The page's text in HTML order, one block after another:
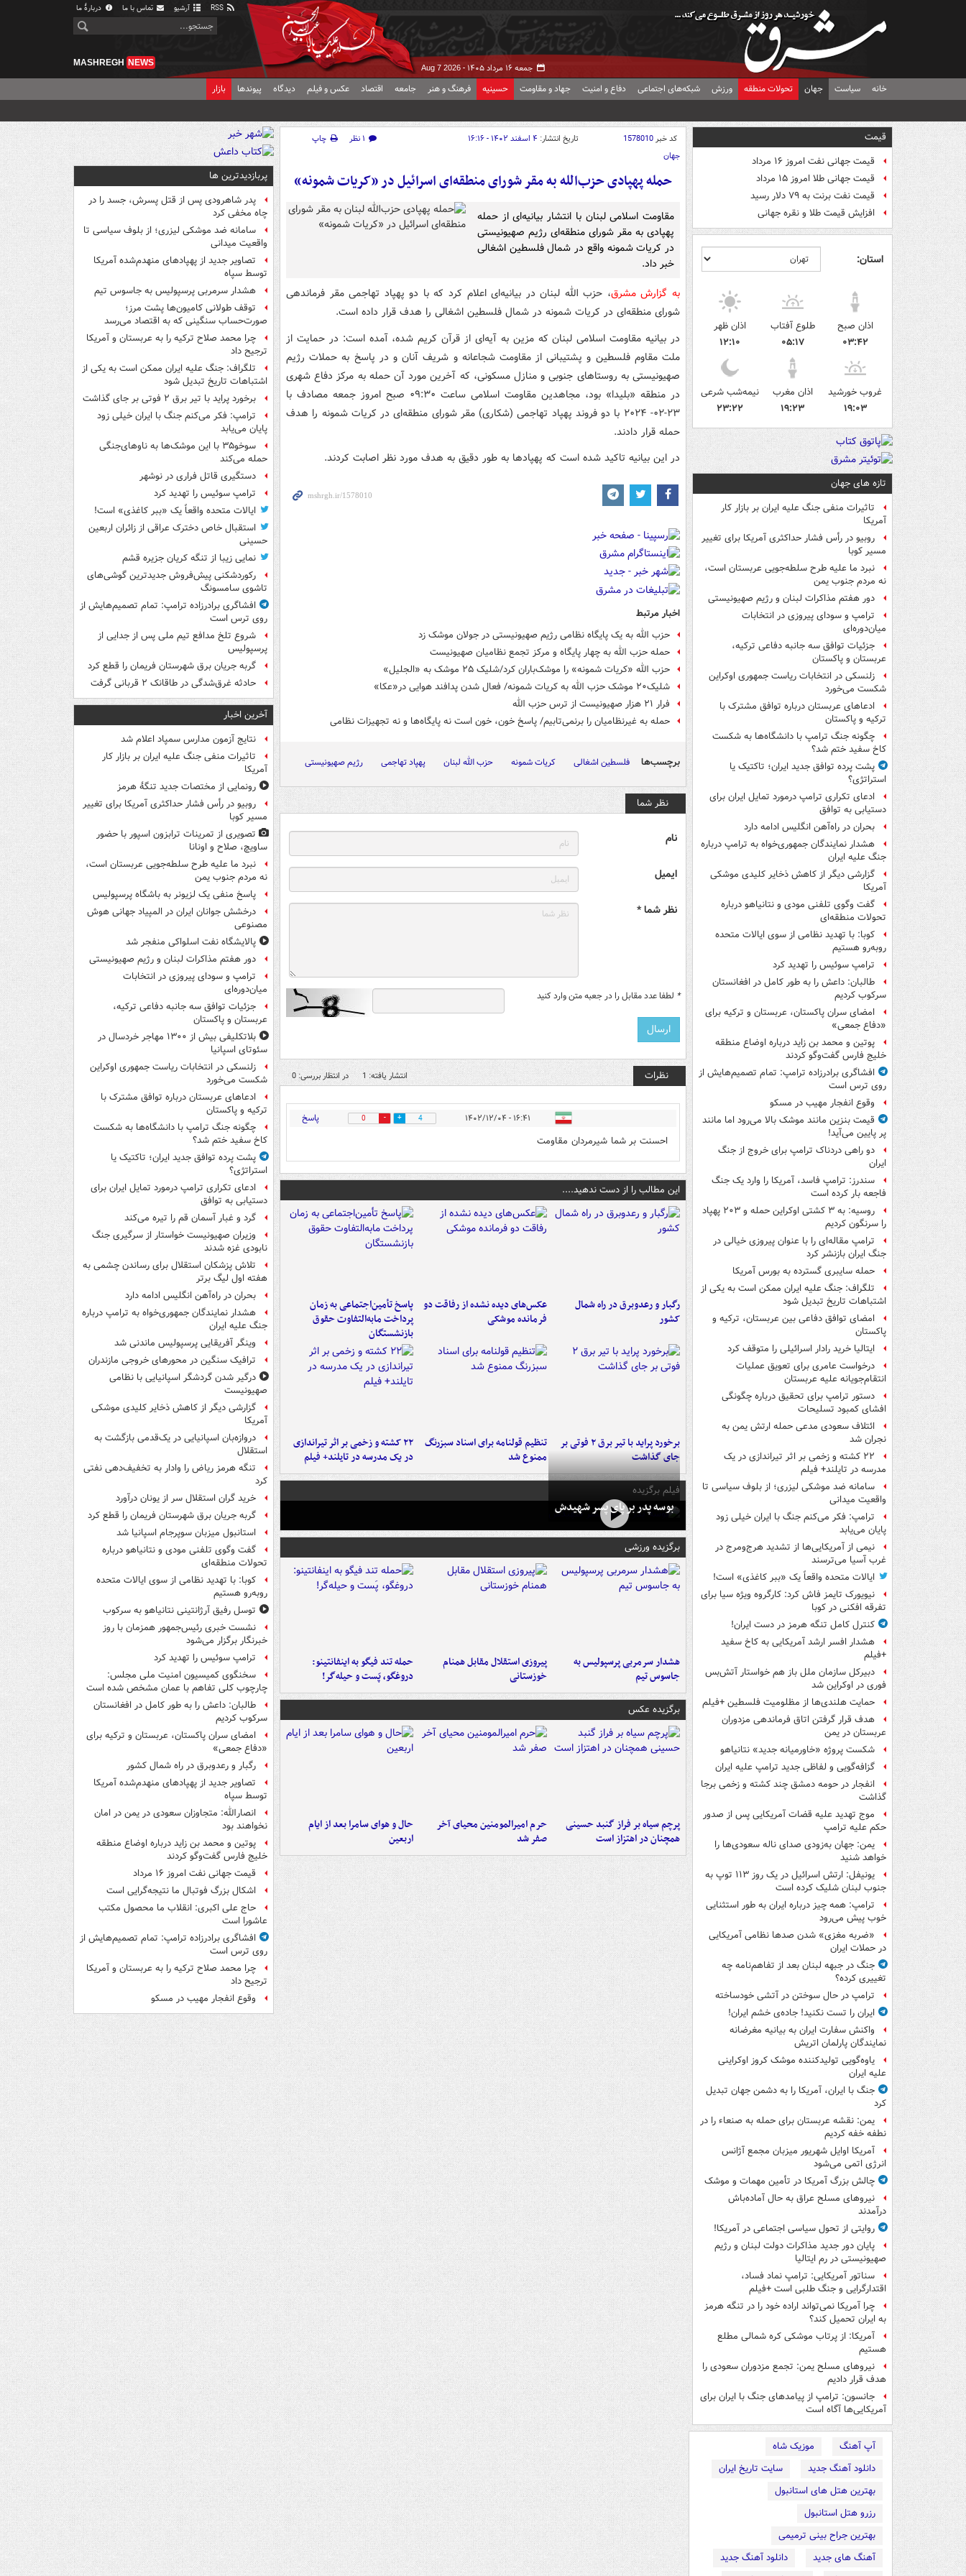
آرشیو تماس با ما دربارهٔ ما
جمعه ۱۶ مرداد ۱۴۰۵ - Aug 7 2026
MASHREGH NEWS
خانه سیاست جهان تحولات منطقه ورزش شبکه‌های اجتماعی دفاع و امنیت جهاد و مقاومت حسینیه فرهنگ و هنر جامعه اقتصاد عکس و فیلم دیدگاه پیوندها بازار
قیمت
قیمت جهانی نفت امروز ۱۶ مرداد
قیمت جهانی طلا امروز ۱۵ مرداد
قیمت نفت برنت به ۷۹ دلار رسید
افزایش قیمت طلا و نقره جهانی
استان:
اذان صبح
۰۳:۴۲
طلوع آفتاب
۰۵:۱۷
اذان ظهر
۱۲:۱۰
غروب خورشید
۱۹:۰۳
اذان مغرب
۱۹:۲۳
نیمه‌شب شرعی
۲۳:۲۲
تازه های جهان
تاثیرات منفی جنگ علیه ایران بر بازار کار
آمریکا
روبیو در رأس فشار حداکثری آمریکا برای تغییر
مسیر کوبا
نبرد ما علیه طرح سلطه‌جویی عربستان است،
نه مردم جنوب یمن
دور هفتم مذاکرات لبنان و رژیم صهیونیستی
ترامپ و سودای پیروزی در انتخابات
میان‌دوره‌ای
جزئیات توافق سه جانبه دفاعی ترکیه،
عربستان و پاکستان
زلنسکی در انتخابات ریاست جمهوری اوکراین
شکست می‌خورد
ادعاهای عربستان درباره توافق مشترک با
ترکیه و پاکستان
چگونه جنگ ترامپ با دانشگاه‌ها به شکست
کاخ سفید ختم شد؟
پشت پرده توافق جدید ایران؛ تاکتیک یا
استراتژی؟
ادعای تکراری ترامپ درمورد تمایل ایران برای
دستیابی به توافق
بحران در راه‌آهن انگلیس ادامه دارد
هشدار نمایندگان جمهوری‌خواه به ترامپ درباره
جنگ علیه ایران
گزارشی دیگر از کاهش ذخایر کلیدی موشکی
آمریکا
گفت وگوی تلفنی مودی و نتانیاهو درباره
تحولات منطقه‌ای
کوبا: با تهدید نظامی از سوی ایالات متحده
روبه‌رو هستیم
ترامپ سوئیس را تهدید کرد
طالبان: داعش را به طور کامل در افغانستان
سرکوب کردیم
امضای سران پاکستان، عربستان و ترکیه برای
«دفاع جمعی»
پوتین و محمد بن زاید درباره اوضاع منطقه
خلیج فارس گفت‌وگو کردند
افشاگری برادرزاده ترامپ: تمام تصمیم‌هایش از
روی ترس است
وقوع انفجار مهیب در مسکو
قیمت بنزین مانند موشک بالا می‌رود اما مانند
پر پایین می‌آید!
دو راهی دردناک ترامپ برای خروج از جنگ
ایران
سندرز: ترامپ فاسد، آمریکا را وارد یک جنگ
فاجعه بار کرده است
روسیه: به ۳ کشتی اوکراین حمله و ۲۰۳ پهپاد
را سرنگون کردیم
ترامپ مقاله‌ای را با عنوان پیروزی خیالی در
جنگ ایران بازنشر کرد
حمله سایبری گسترده به بورس آمریکا
تلگراف: جنگ علیه ایران ممکن است به یکی از
اشتباهات تاریخ تبدیل شود
امضای توافق دفاعی بین عربستان، ترکیه و
پاکستان
ایتالیا خرید رادار اسرائیلی را متوقف کرد
درخواست عامری برای تعویق عملیات
انتقام‌جویانه علیه عربستان
دستور ترامپ برای تحقیق درباره چگونگی
افشای کمبود تسلیحات
ائتلاف سعودی مدعی حمله ارتش یمن به
نجران شد
۲۲ کشته و زخمی بر اثر تیراندازی در یک
مدرسه در تایلند+ فیلم
سامانه ضد موشکی لیزری؛ از بلوف سیاسی تا
واقعیت میدانی
ترامپ: فکر می‌کنم جنگ با ایران خیلی زود
پایان می‌یابد
نیمی از آمریکایی‌ها از تشدید هرج‌ومرج در
غرب آسیا می‌ترسند
ایالات متحده واقعاً یک «ببر کاغذی» است!
نیویورک تایمز فاش کرد: کارگروه ویژه سیا برای
تفرقه افکنی در کوبا
کنترل کامل تنگه هرمز در دست ایران!
هشدار افسر ارشد آمریکایی به کاخ سفید
+فیلم
دبیرکل سازمان ملل باز هم خواستار آتش‌بس
فوری در اوکراین شد
حمایت هلندی‌ها از مظلومیت فلسطین +فیلم
هدف قرار گرفتن اتاق‌ فرماندهی مزدوران
عربستان در یمن
شکست پروژه «خاورمیانه جدید» نتانیاهو
گزافه‌گویی و لفاظی جدید ترامپ علیه ایران
انفجار در حومه دمشق چند کشته و زخمی برجا
گذاشت
موج تهدید علیه قضات آمریکایی پس از صدور
حکم علیه ترامپ
یمن: جهان به‌زودی صدای ناله سعودی‌ها را
خواهد شنید
یونیفل: ارتش اسرائیل در یک روز ۱۱۳ توپ به
جنوب لبنان شلیک کرده است
ترامپ: همه چیز درباره ایران به طور استثنایی
خوب پیش می‌رود
«ضربه مغزی» شدن صدها نظامی آمریکایی
در حملات ایران
جنگ در جبهه لبنان بعد از تفاهم‌نامه چه
تغییری کرده؟
ترامپ در حال سوختن در آتشی خودساخته
ایران را تست نکنید! جاده‌ی خشم ایران!
واکنش سفارت ایران به بیانیه مغرضانه
نمایندگان پارلمان اتریش
یاوه‌گویی تولیدکننده موشک کروز اوکراینی
علیه ایران
جنگ با ایران، آمریکا را به دشمن جهان تبدیل
کرد
یمن: نقشه عربستان برای حمله به صنعاء را در
نطفه خفه کردیم
آمریکا اوایل شهریور میزبان مجمع آژانس
انرژی اتمی می‌شود
چالش بزرگ آمریکا در تأمین مهمات و موشک
نیروهای مسلح عراق به حال آماده‌باش
درآمدند
روایتی از تحول سیاسی اجتماعی در آمریکا!
پایان دور جدید مذاکرات دولت لبنان و رژیم
صهیونیستی در رم ایتالیا
سناتور آمریکایی: ترامپ نماد فساد،
اقتدارگرایی و جنگ طلبی است +فیلم
چرا آمریکا نمی‌تواند اراده خود را در تنگه هرمز
به ایران تحمیل کند؟
آمریکا: از پرتاب موشکی کره شمالی مطلع
هستیم
نیروهای مسلح یمن: تجمع مزدوران سعودی را
هدف قرار دادیم
جانسون: ترامپ از پیامدهای جنگ با ایران برای
آمریکایی‌ها آگاه است
آپ آهنگ
موزیک شاه
دانلود آهنگ جدید
سایت تاریخ ایران
بهترین هتل های استانبول
رزرو هتل استانبول
بهترین جراح بینی ترمیمی
آهنگ های جدید
دانلود آهنگ جدید
کد خبر1578010 تاریخ انتشار: ۴ اسفند ۱۴۰۲ - ۱۶:۱۶ ۱ نظر
چاپ
جهان
حمله پهپادی حزب‌الله به مقر شورای منطقه‌ای اسرائیل در «کریات شمونه»
مقاومت اسلامی لبنان با انتشار بیانیه‌ای از حمله
پهپادی به مقر شورای منطقه‌ای رژیم صهیونیستی
در کریات شمونه واقع در شمال فلسطین اشغالی
خبر داد.
به گزارش مشرق، حزب الله لبنان در بیانیه‌ای اعلام کرد که با دو پهپاد تهاجمی مقر فرماندهی
شورای منطقه‌ای در کریات شمونه در شمال فلسطین اشغالی را هدف قرار داده است.
در بیانیه مقاومت اسلامی لبنان که مزین به آیه‌ای از قرآن کریم شده، آمده است: در حمایت از
ملت مقاوم فلسطین و پشتیبانی از مقاومت شجاعانه و شریف آنان و در پاسخ به حملات رژیم
صهیونیستی به روستاهای جنوبی و منازل مسکونی، که آخرین مورد آن حمله به مرکز دفاع شهری
در منطقه «بلیدا» بود، مجاهدین مقاومت اسلامی ساعت ۰۹:۳۰ صبح امروز جمعه مصادف با
۲۳-۰۲- ۲۰۲۴ با دو فروند پهپاد تهاجمی (شکاری) مقر شورای منطقه‌ای در کریات شمونه را هدف
حمله قرار دادند.
در این بیانیه تاکید شده است که پهپادها به طور دقیق به هدف مورد نظر اصابت کردند. ‏
اخبار مرتبط
حزب الله به یک پایگاه نظامی رژیم صهیونیستی در جولان موشک زد
حمله حزب الله به چهار پایگاه و مرکز تجمع نظامیان صهیونیست
حزب الله «کریات شمونه» را موشک‌باران کرد/شلیک ۲۵ موشک به «الجلیل»
شلیک۲۰ موشک حزب الله به کریات شمونه/ فعال شدن پدافند هوایی در«عکا»
فرار ۲۱ هزار صهیونیست از ترس حزب الله
حمله به غیرنظامیان را برنمی‌تابیم/ پاسخ خون، خون است نه پایگاه‌ها و نه تجهیزات نظامی
برچسب‌ها فلسطین اشغالی کریات شمونه حزب الله لبنان پهپاد تهاجمی رژیم صهیونیستی
نظر شما
نام
ایمیل
نظر شما *
* لطفا عدد مقابل را در جعبه متن وارد کنید
نظرات انتشار یافته: 1 در انتظار بررسی: 0
۱۶:۴۱ - ۱۴۰۲/۱۲/۰۴ 4
0 پاسخ
احسنت بر شما شيرمردان مقاومت
این مطالب را از دست ندهید....
رگبار و رعدوبرق در راه شمال
کشور
عکس‌های دیده نشده از رفاقت دو
فرمانده‌ موشکی
پاسخ تأمین‌اجتماعی به زمان
پرداخت مابه‌التفاوت حقوق
بازنشستگان
برخورد پراید با تیر برق ۲ فوتی بر
جای گذاشت
تنظیم قولنامه برای اسناد سبزرنگ
ممنوع شد
۲۲ کشته و زخمی بر اثر تیراندازی
در یک مدرسه در تایلند+ فیلم
فیلم برگزیده
بوسه‌ پدر بر پای پسر شهیدش
برگزیده ورزشی
هشدار سرمربی پرسپولیس به
جاسوس تیم
پیروزی استقلال مقابل همنام
خوزستانی
حمله تند فیگو به اینفانتینو:
دروغگو، پَست‌ و حیله‌گر!
برگزیده عکس
پرچم سیاه بر فراز گنبد حسینی
همچنان در اهتزاز است
حرم امیرالمومنین محیای آخر
صفر شد
حال و هوای سامرا بعد از ایام
اربعین
پربازدیدترین ها
پدر شاهرودی پس از قتل پسرش، جسد را در
چاه مخفی کرد
سامانه ضد موشکی لیزری؛ از بلوف سیاسی تا
واقعیت میدانی
تصاویر جدید از پهپادهای منهدم‌شده آمریکا
توسط سپاه
هشدار سرمربی پرسپولیس به جاسوس تیم
توقف طولانی کامیون‌ها پشت مرز؛
صورت‌حساب سنگینی که به اقتصاد می‌رسد
چرا محمد صلاح ترکیه را به عربستان و آمریکا
ترجیح داد
تلگراف: جنگ علیه ایران ممکن است به یکی از
اشتباهات تاریخ تبدیل شود
برخورد پراید با تیر برق ۲ فوتی بر جای گذاشت
ترامپ: فکر می‌کنم جنگ با ایران خیلی زود
پایان می‌یابد
سوخو۳۵ با این موشک‌ها به ناوهای‌جنگی
حمله می‌کند
دستگیری قاتل فراری در نوشهر
ترامپ سوئیس را تهدید کرد
ایالات متحده واقعاً یک «ببر کاغذی» است!
استقبال خاص دخترک عراقی از زائران اربعین
حسینی
نمایی زیبا از تنگه کریان جزیره قشم
رکوردشکنی پیش‌فروش جدیدترین گوشی‌های
تاشوی سامسونگ
افشاگری برادرزاده ترامپ: تمام تصمیم‌هایش از
روی ترس است
شروع تلخ مدافع تیم ملی پس از جدایی از
پرسپولیس
گربه جریان برق شهرستان فریمان را قطع کرد
حادثه غرق‌شدگی در طاقانک ۲ قربانی گرفت
آخرین اخبار
نتایج آزمون مدارس سمپاد اعلام شد
تاثیرات منفی جنگ علیه ایران بر بازار کار
آمریکا
رونمایی از مختصات جدید تنگۀ هرمز
روبیو در رأس فشار حداکثری آمریکا برای تغییر
مسیر کوبا
تصویری از تمرینات ترابزون اسپور با حضور
ساویچ، صلاح و اونانا
نبرد ما علیه طرح سلطه‌جویی عربستان است،
نه مردم جنوب یمن
پاسخ منفی یک لزیونر به باشگاه پرسپولیس
درخشش جوانان ایران در المپیاد جهانی هوش
مصنوعی
پالایشگاه نفت اسلواکی منفجر شد
دور هفتم مذاکرات لبنان و رژیم صهیونیستی
ترامپ و سودای پیروزی در انتخابات
میان‌دوره‌ای
جزئیات توافق سه جانبه دفاعی ترکیه،
عربستان و پاکستان
بلاتکلیفی بیش از ۱۳۰۰ مهاجر خردسال در
سئوتای اسپانیا
زلنسکی در انتخابات ریاست جمهوری اوکراین
شکست می‌خورد
ادعاهای عربستان درباره توافق مشترک با
ترکیه و پاکستان
چگونه جنگ ترامپ با دانشگاه‌ها به شکست
کاخ سفید ختم شد؟
پشت پرده توافق جدید ایران؛ تاکتیک یا
استراتژی؟
ادعای تکراری ترامپ درمورد تمایل ایران برای
دستیابی به توافق
گرد و غبار آسمان قم را تیره می‌کند
وزیران صهیونیست خواستار از سرگیری جنگ
نابودی غزه شدند
تلاش پزشکان استقلال برای رساندن چشمی به
هفته اول لیگ برتر
بحران در راه‌آهن انگلیس ادامه دارد
هشدار نمایندگان جمهوری‌خواه به ترامپ درباره
جنگ علیه ایران
وینگر آفریقایی پرسپولیس ماندنی شد
ترافیک سنگین در محورهای خروجی مازندران
درگیر شدن گردشگر اسپانیایی با نظامی
صهیونیست
گزارشی دیگر از کاهش ذخایر کلیدی موشکی
آمریکا
دروازه‌بان اسپانیایی در یک‌قدمی بازگشت به
استقلال
تنگه هرمز ریاض را وادار به تخفیف‌دهی نفتی
کرد
خرید گران استقلال سر از یونان درآورد
گربه جریان برق شهرستان فریمان را قطع کرد
استانبول میزبان سوپرجام اسپانیا شد
گفت وگوی تلفنی مودی و نتانیاهو درباره
تحولات منطقه‌ای
کوبا: با تهدید نظامی از سوی ایالات متحده
روبه‌رو هستیم
توسل رفیق آرژانتینی نتانیاهو به سرکوب
نشست خبری رئیس‌جمهور همزمان با روز
خبرنگار برگزار می‌شود
ترامپ سوئیس را تهدید کرد
سخنگوی کمیسیون امنیت ملی مجلس:
چارچوب کلی تفاهم با عمان مشخص شده است
طالبان: داعش را به طور کامل در افغانستان
سرکوب کردیم
امضای سران پاکستان، عربستان و ترکیه برای
«دفاع جمعی»
رگبار و رعدوبرق در راه شمال کشور
تصاویر جدید از پهپادهای منهدم‌شده آمریکا
توسط سپاه
انصارالله: متجاوزان سعودی در یمن در امان
نخواهند بود
پوتین و محمد بن زاید درباره اوضاع منطقه
خلیج فارس گفت‌وگو کردند
قیمت جهانی نفت امروز ۱۶ مرداد
اشکال بزرگ فوتبال ما نتیجه‌گرایی است
حاج علی اکبری: انقلاب ما محصول مکتب
عاشورا است
افشاگری برادرزاده ترامپ: تمام تصمیم‌هایش از
روی ترس است
چرا محمد صلاح ترکیه را به عربستان و آمریکا
ترجیح داد
وقوع انفجار مهیب در مسکو